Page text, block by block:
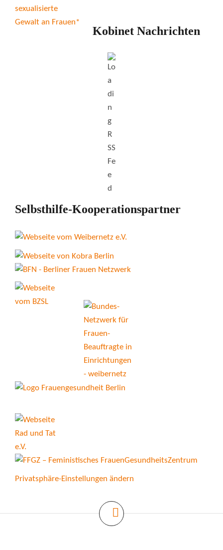
Kobinet Nachrichten
Selbsthilfe-Kooperationspartner
Privatsphäre-Einstellungen ändern